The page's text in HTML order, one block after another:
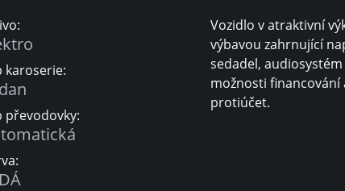
karoserie:
převodovky:
Vozidlo v atraktivní
výbavou zahrnující
sedadel,
možnosti financování
protiúčet.